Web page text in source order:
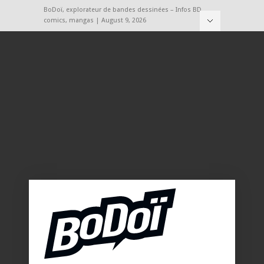
BoDoï, explorateur de bandes dessinées – Infos BD,
comics, mangas | August 9, 2026